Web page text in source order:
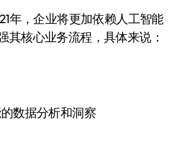
，企业将更加依赖人工智能
其核心业务流程，具体来说：
数据分析和洞察